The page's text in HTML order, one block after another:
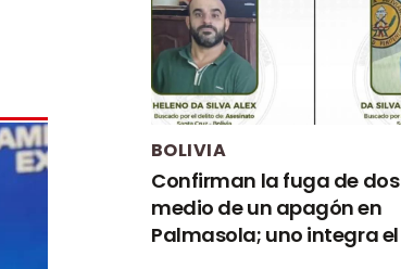
BOLIVIA
Confirman la fuga de dos
medio de un apagón en
Palmasola; uno integra el